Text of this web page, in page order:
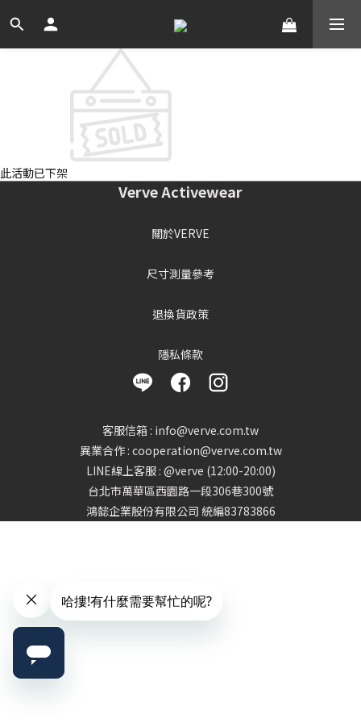
此活動已下架
Verve Activewear
關於VERVE
尺寸測量參考
退換貨政策
隱私條款
客服信箱 : info@verve.com.tw
異業合作 : cooperation@verve.com.tw
LINE線上客服 : @verve (12:00-20:00)
台北市萬華區西園路一段306巷300號
鴻懿企業股份有限公司 統編83783866